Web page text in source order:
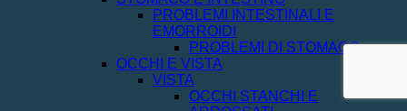
PROBLEMI INTESTINALI E
EMORROIDI
PROBLEMI DI STOMACO
OCCHI E VISTA
VISTA
OCCHI STANCHI E